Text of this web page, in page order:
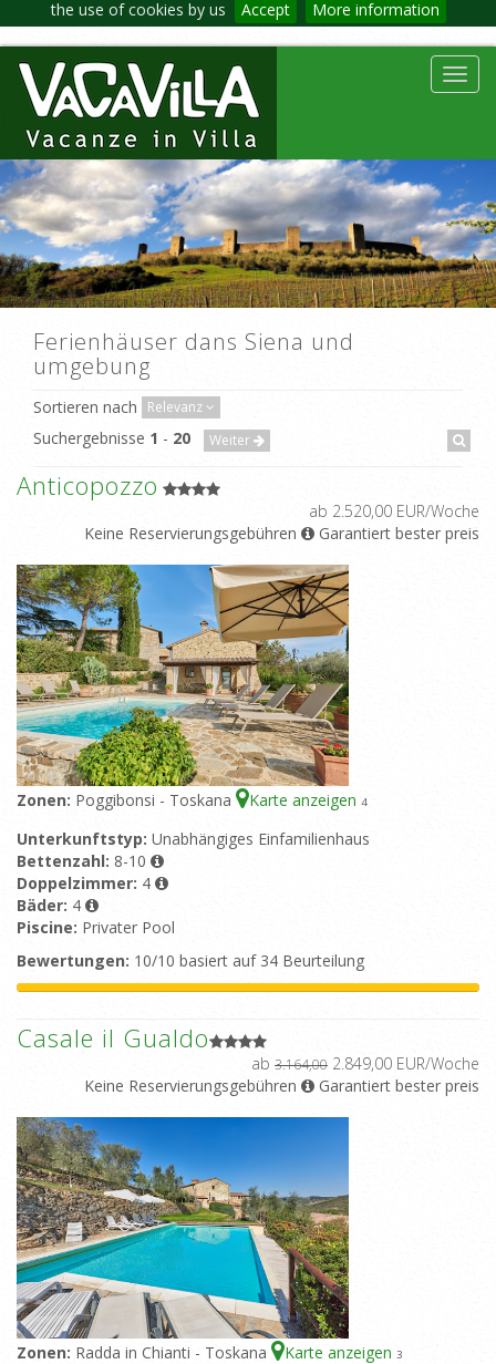
the use of cookies by us Accept More information
Ferienhäuser dans Siena und
umgebung
Sortieren nach Relevanz
Suchergebnisse 1 - 20 Weiter
Anticopozzo
ab 2.520,00 EUR/Woche
Keine Reservierungsgebühren
Garantiert bester preis
Zonen: Poggibonsi - Toskana Karte anzeigen 4
Unterkunftstyp: Unabhängiges Einfamilienhaus
Bettenzahl: 8-10
Doppelzimmer: 4
Bäder: 4
Piscine: Privater Pool
Bewertungen: 10/10 basiert auf 34 Beurteilung
Casale il Gualdo
ab 3.164,00 2.849,00 EUR/Woche
Keine Reservierungsgebühren
Garantiert bester preis
Zonen: Radda in Chianti - Toskana Karte anzeigen 3